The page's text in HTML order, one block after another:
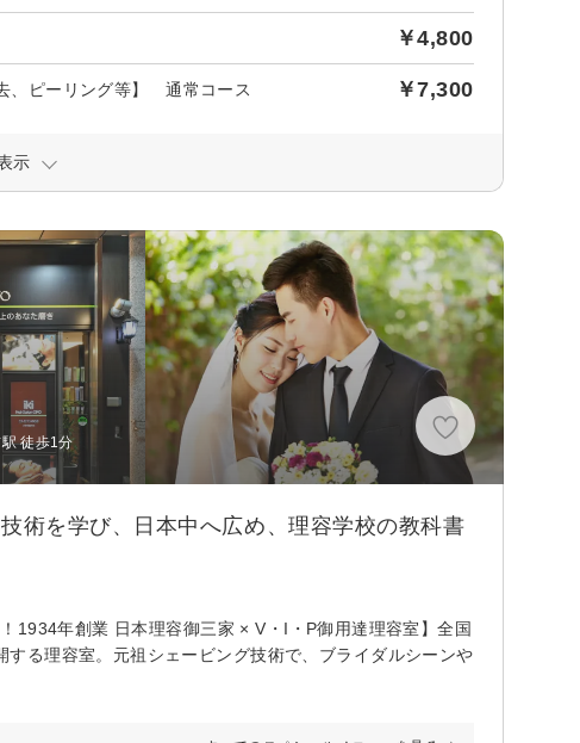
￥4,800
去、ピーリング等】 通常コース ￥7,300
示
徒歩1分
術を学び、日本中へ広め、理容学校の教科書
1934年創業 日本理容御三家 × V・I・P御用達理容室】全国
る理容室。元祖シェービング技術で、ブライダルシーンや